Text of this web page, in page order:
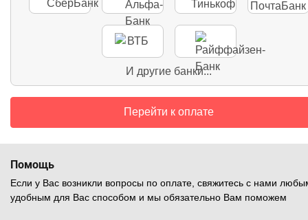
И другие банки...
Перейти к оплате
Помощь
Если у Вас возникли вопросы по оплате, свяжитесь с нами
удобным для Вас способом и мы обязательно Вам поможем